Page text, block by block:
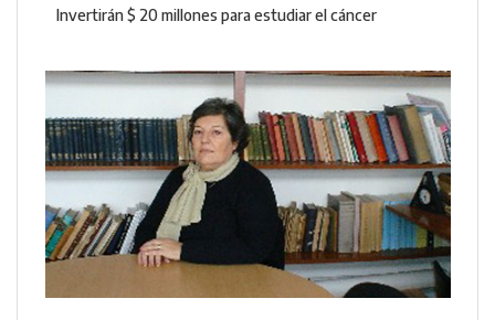
Invertirán $ 20 millones para estudiar el cáncer